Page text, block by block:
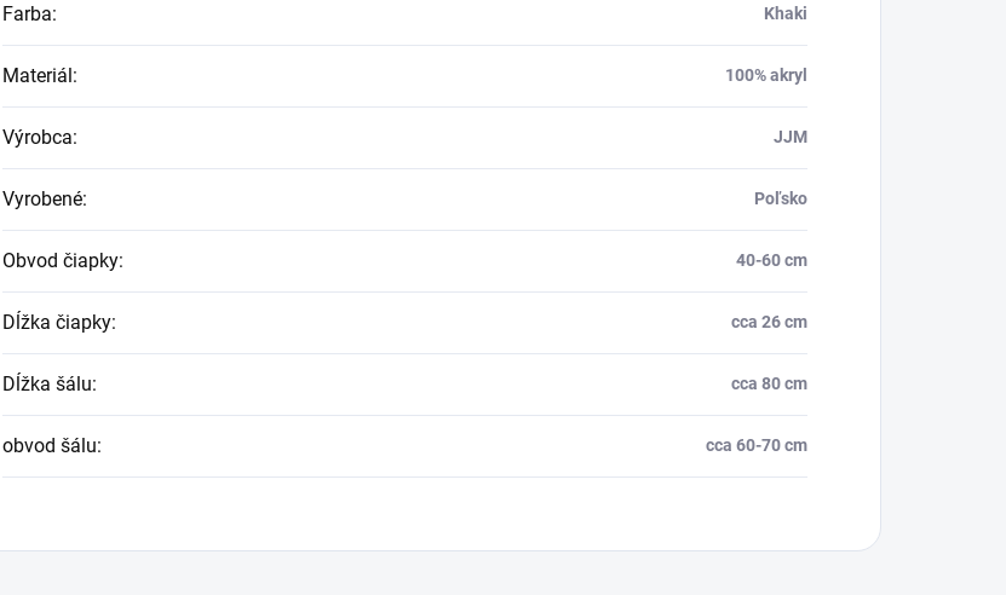
Farba: Khaki
Materiál: 100% akryl
Výrobca: JJM
Vyrobené: Poľsko
Obvod čiapky: 40-60 cm
Dĺžka čiapky: cca 26 cm
Dĺžka šálu: cca 80 cm
obvod šálu: cca 60-70 cm